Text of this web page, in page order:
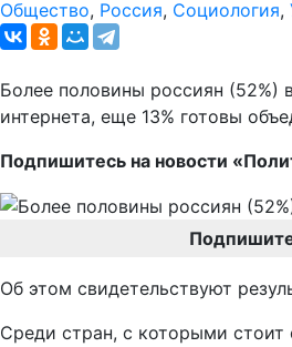
Общество, Россия, Социология,
Более половины россиян (52%)
интернета, еще 13% готовы
Подпишитесь на новости
Об этом свидетельствуют
Среди стран, с которыми стоит